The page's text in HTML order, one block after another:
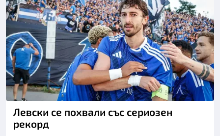
Снимка: Клубен сайт на Левски
Левски се похвали със сериозен
рекорд